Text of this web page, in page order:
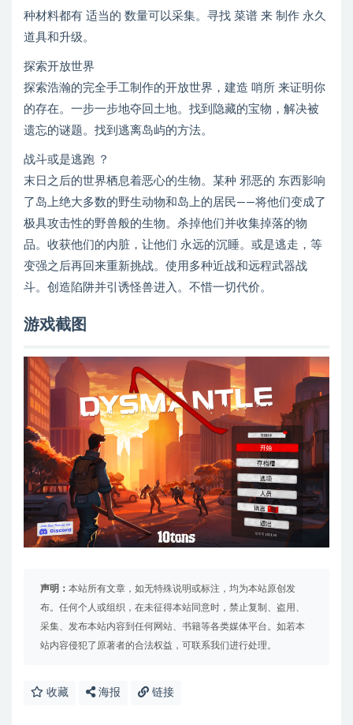
种材料都有 适当的 数量可以采集。寻找 菜谱 来 制作 永久
道具和升级。
探索开放世界
探索浩瀚的完全手工制作的开放世界，建造 哨所 来证明你
的存在。一步一步地夺回土地。找到隐藏的宝物，解决被
遗忘的谜题。找到逃离岛屿的方法。
战斗或是逃跑 ？
末日之后的世界栖息着恶心的生物。某种 邪恶的 东西影响
了岛上绝大多数的野生动物和岛上的居民——将他们变成了
极具攻击性的野兽般的生物。杀掉他们并收集掉落的物
品。收获他们的内脏，让他们 永远的沉睡。或是逃走，等
变强之后再回来重新挑战。使用多种近战和远程武器战
斗。创造陷阱并引诱怪兽进入。不惜一切代价。
游戏截图
声明： 本站所有文章，如无特殊说明或标注，均为本站原创发
布。任何个人或组织，在未征得本站同意时，禁止复制、盗用、
采集、发布本站内容到任何网站、书籍等各类媒体平台。如若本
站内容侵犯了原著者的合法权益，可联系我们进行处理。
收藏 海报 链接